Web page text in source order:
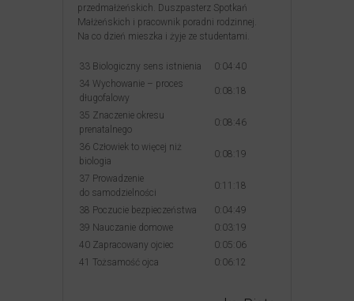
przedmałżeńskich. Duszpasterz Spotkań
Małżeńskich i pracownik poradni rodzinnej.
Na co dzień mieszka i żyje ze studentami.
33 Biologiczny sens istnienia
0:04:40
34 Wychowanie – proces
długofalowy
0:08:18
35 Znaczenie okresu
prenatalnego
0:08:46
36 Człowiek to więcej niż
biologia
0:08:19
37 Prowadzenie
do samodzielności
0:11:18
38 Poczucie bezpieczeństwa
0:04:49
39 Nauczanie domowe
0:03:19
40 Zapracowany ojciec
0:05:06
41 Tożsamość ojca
0:06:12